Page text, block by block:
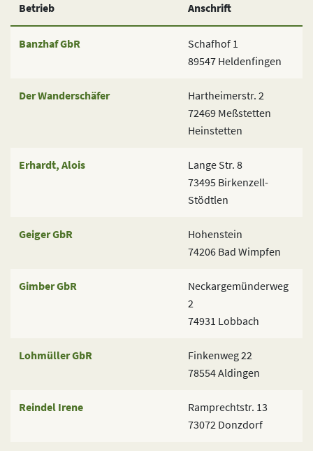
Betrieb Anschrift
Banzhaf GbR
Schafhof 1
89547 Heldenfingen
Der Wanderschäfer
Hartheimerstr. 2
72469 Meßstetten
Heinstetten
Erhardt, Alois
Lange Str. 8
73495 Birkenzell-
Stödtlen
Geiger GbR
Hohenstein
74206 Bad Wimpfen
Gimber GbR
Neckargemünderweg
2
74931 Lobbach
Lohmüller GbR
Finkenweg 22
78554 Aldingen
Reindel Irene
Ramprechtstr. 13
73072 Donzdorf